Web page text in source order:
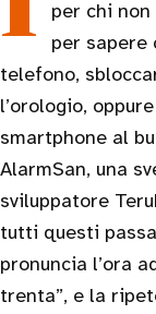
per chi non
per sapere
telefono,
l’orologio,
smartphone al
AlarmSan, una
sviluppatore
tutti questi
pronuncia l’ora
trenta”, e la